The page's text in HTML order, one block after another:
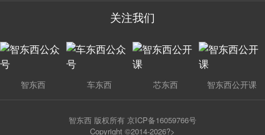
关注我们
智东西 车东西 芯东西 智东西公开课
智东西 版权所有 京ICP备16059766号
Copyright ©2014-2026?>